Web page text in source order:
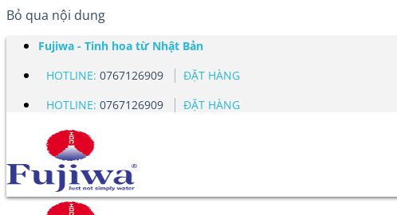
Bỏ qua nội dung
Fujiwa - Tinh hoa từ Nhật Bản
HOTLINE: 0767126909 ĐẶT HÀNG
HOTLINE: 0767126909 ĐẶT HÀNG